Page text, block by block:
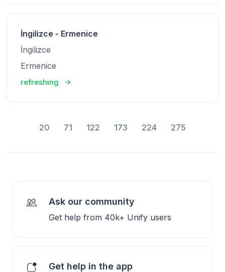
İngilizce - Ermenice
İngilizce
Ermenice
refreshing
20 71 122 173 224 275
Ask our community
Get help from 40k+ Unify users
Get help in the app